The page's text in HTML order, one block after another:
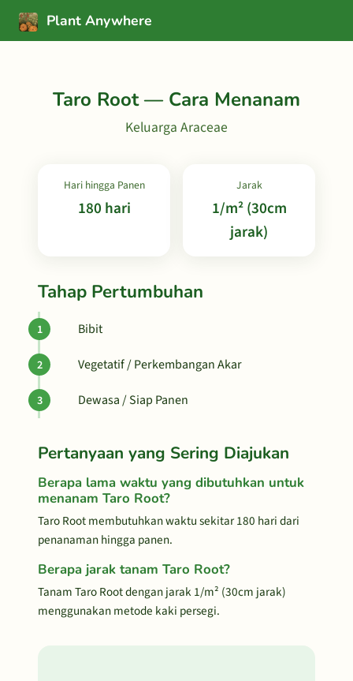
Plant Anywhere
Taro Root — Cara Menanam
Keluarga Araceae
Hari hingga Panen
180 hari
Jarak
1/m² (30cm
jarak)
Tahap Pertumbuhan
Bibit
Vegetatif / Perkembangan Akar
Dewasa / Siap Panen
Pertanyaan yang Sering Diajukan
Berapa lama waktu yang dibutuhkan untuk
menanam Taro Root?
Taro Root membutuhkan waktu sekitar 180 hari dari
penanaman hingga panen.
Berapa jarak tanam Taro Root?
Tanam Taro Root dengan jarak 1/m² (30cm jarak)
menggunakan metode kaki persegi.